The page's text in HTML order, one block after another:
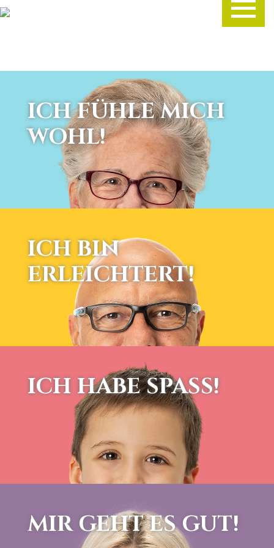
ICH FÜHLE MICH
WOHL!
ICH BIN
ERLEICHTERT!
ICH HABE SPASS!
MIR GEHT ES GUT!